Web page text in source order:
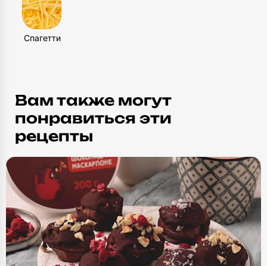
Влейте томатный соус и 2 ст. л. воды. Тушите
на маленьком огне 10 минут. Добавьте две
Спагетти
Вам также могут
понравиться эти
рецепты